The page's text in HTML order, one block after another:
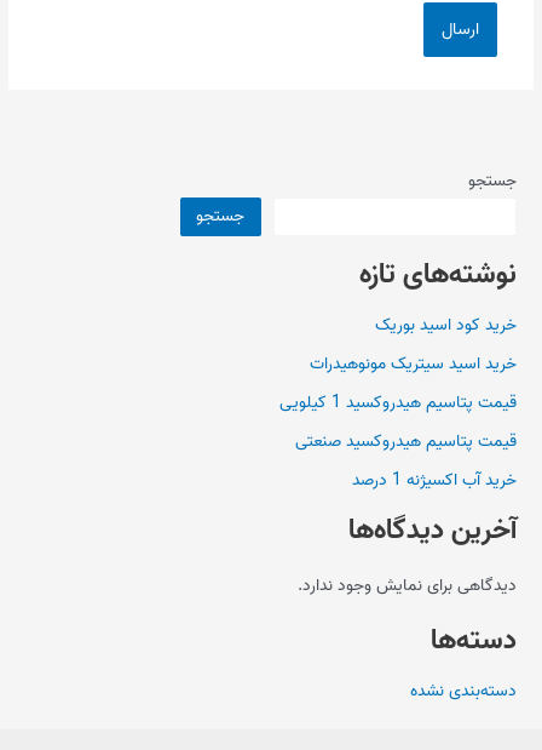
جستجو
جستجو
نوشته‌های تازه
خرید کود اسید بوریک
خرید اسید سیتریک مونوهیدرات
قیمت پتاسیم هیدروکسید 1 کیلویی
قیمت پتاسیم هیدروکسید صنعتی
خرید آب اکسیژنه 1 درصد
آخرین دیدگاه‌ها
دیدگاهی برای نمایش وجود ندارد.
دسته‌ها
دسته‌بندی نشده